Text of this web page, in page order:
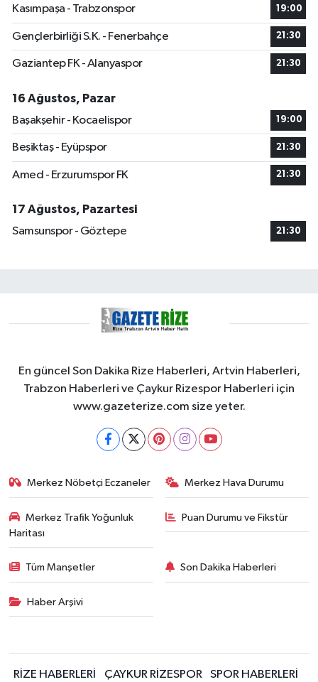
Kasımpaşa - Trabzonspor 19:00
Gençlerbirliği S.K. - Fenerbahçe 21:30
Gaziantep FK - Alanyaspor 21:30
16 Ağustos, Pazar
Başakşehir - Kocaelispor
19:00
Beşiktaş - Eyüpspor 21:30
Amed - Erzurumspor FK 21:30
17 Ağustos, Pazartesi
Samsunspor - Göztepe
21:30
En güncel Son Dakika Rize Haberleri, Artvin Haberleri,
Trabzon Haberleri ve Çaykur Rizespor Haberleri için
www.gazeterize.com size yeter.
Merkez Nöbetçi Eczaneler Merkez Hava Durumu
Merkez Trafik Yoğunluk
Haritası
Puan Durumu ve Fikstür
Tüm Manşetler Son Dakika Haberleri
Haber Arşivi
RİZE HABERLERİ ÇAYKUR RİZESPOR SPOR HABERLERİ